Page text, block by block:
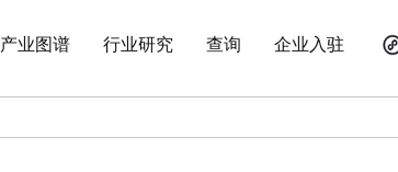
产业图谱 行业研究 查询 企业入驻